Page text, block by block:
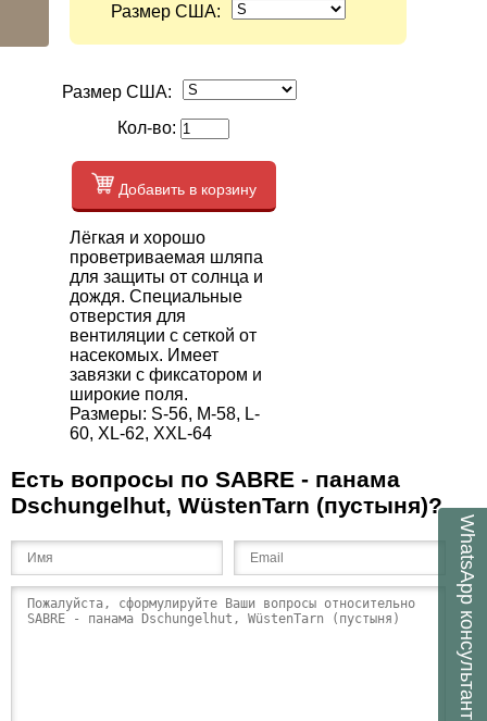
Размер США:
Размер США:
Кол-во:
Добавить в корзину
Лёгкая и хорошо
проветриваемая шляпа
для защиты от солнца и
дождя. Специальные
отверстия для
вентиляции с сеткой от
насекомых. Имеет
завязки с фиксатором и
широкие поля.
Размеры: S-56, M-58, L-
60, XL-62, XXL-64
Есть вопросы по SABRE - панама
Dschungelhut, WüstenTarn (пустыня)?
WhatsApp
консультант